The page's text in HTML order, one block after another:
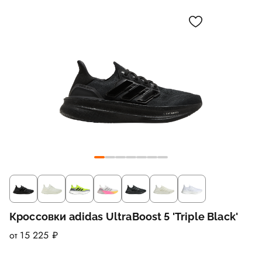
Кроссовки adidas UltraBoost 5 'Triple Black'
от 15 225 ₽